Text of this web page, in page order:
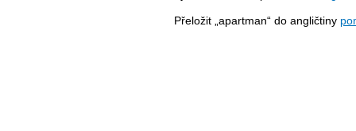
Přeložit „apartman“ do angličtiny